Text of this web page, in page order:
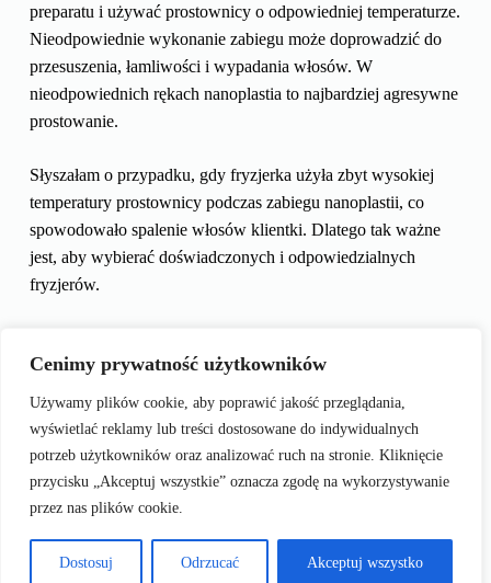
Cenimy prywatność użytkowników
Używamy plików cookie, aby poprawić jakość przeglądania,
wyświetlać reklamy lub treści dostosowane do indywidualnych
potrzeb użytkowników oraz analizować ruch na stronie. Kliknięcie
przycisku „Akceptuj wszystkie” oznacza zgodę na wykorzystywanie
przez nas plików cookie.
Dostosuj Odrzucać Akceptuj wszystko
preparatu i używać prostownicy o odpowiedniej temperaturze.
Nieodpowiednie wykonanie zabiegu może doprowadzić do
przesuszenia, łamliwości i wypadania włosów. W
nieodpowiednich rękach nanoplastia to najbardziej agresywne
prostowanie.
Słyszałam o przypadku, gdy fryzjerka użyła zbyt wysokiej
temperatury prostownicy podczas zabiegu nanoplastii, co
spowodowało spalenie włosów klientki. Dlatego tak ważne
jest, aby wybierać doświadczonych i odpowiedzialnych
fryzjerów.
wielu czynników, a kluczem do sukcesu jest odpowiedni
dobór salonu, preparatu i pielęgnacja. Pamiętaj, że świadoma
decyzja i troska o włosy to gwarancja zadowolenia z efektu.
Źródła: